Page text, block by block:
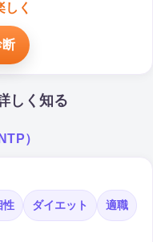
く
断
しく知る
）
性 ダイエット 適職